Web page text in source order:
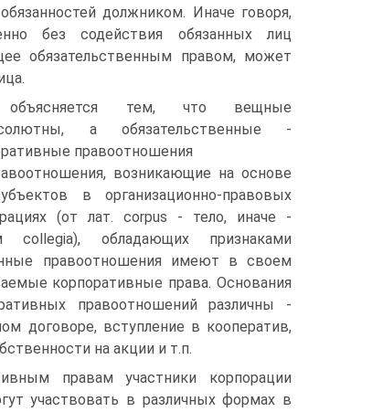
должником. Иначе говоря,
без содействия обязанных лиц
обязательственным правом, может
объясняется тем, что вещные
а обязательственные -
правоотношения
возникающие на основе
в организационно-правовых
(от лат. corpus - тело, иначе -
collegia), обладающих признаками
правоотношения имеют в своем
корпоративные права. Основания
правоотношений различны -
договоре, вступление в кооператив,
на акции и т.п.
правам участники корпорации
участвовать в различных формах в